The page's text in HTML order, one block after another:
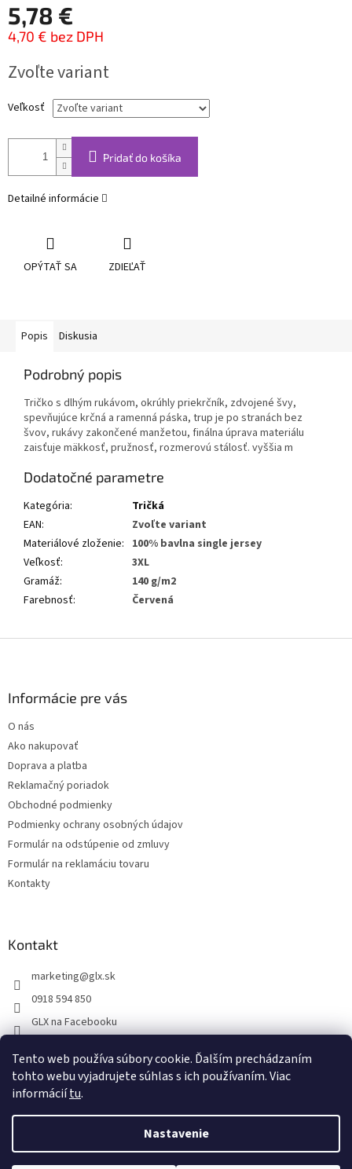
Tento web používa súbory cookie. Ďalším prechádzaním
tohto webu vyjadrujete súhlas s ich používaním. Viac
informáciítu.
Nastavenie
5,78 €
4,70 € bez DPH
cena:
Zvoľte variant
Veľkosť
Pridať do košíka
Detailné informácie
OPÝTAŤ SA ZDIEĽAŤ
Popis Diskusia
Podrobný popis
Tričko s dlhým rukávom, okrúhly priekrčník, zdvojené švy,
spevňujúce krčná a ramenná páska, trup je po stranách bez
švov, rukávy zakončené manžetou, finálna úprava materiálu
zaisťuje mäkkosť, pružnosť, rozmerovú stálosť. vyššia m
Dodatočné parametre
Kategória:
Tričká
EAN:
Zvoľte variant
Materiálové zloženie: 100% bavlna single jersey
Veľkosť:
3XL
Gramáž:
140 g/m2
Farebnosť: Červená
Informácie pre vás
O nás
Ako nakupovať
Doprava a platba
Reklamačný poriadok
Obchodné podmienky
Podmienky ochrany osobných údajov
Formulár na odstúpenie od zmluvy
Formulár na reklamáciu tovaru
Kontakty
Kontakt
marketing@glx.sk
0918 594 850
GLX na Facebooku